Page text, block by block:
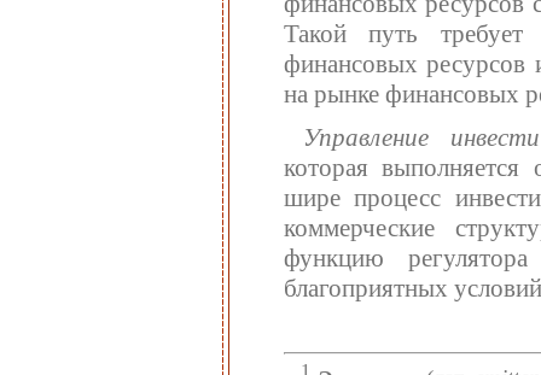
Такой путь требует
финансовых ресурсов
на рынке финансовых
Управление
которая выполняется
шире процесс
коммерческие
функцию
благоприятных